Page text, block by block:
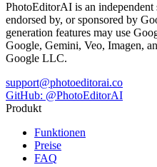
PhotoEditorAI is an
endorsed by, or sponsored by
generation features may use
Google, Gemini, Veo, Imagen,
Google LLC.
support@photoeditorai.co
GitHub: @PhotoEditorAI
Produkt
Funktionen
Preise
FAQ